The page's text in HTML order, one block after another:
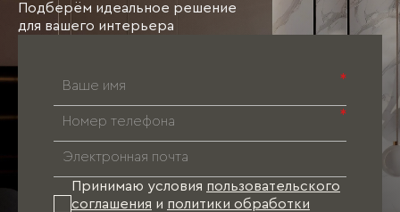
Подберём идеальное решение
для вашего интерьера
*
*
Принимаю условия пользовательского
соглашения и политики обработки